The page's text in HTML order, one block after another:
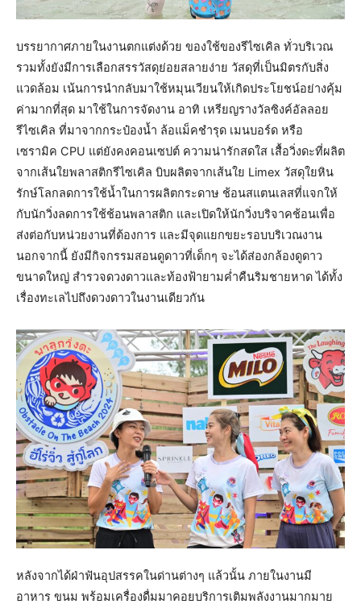
บรรยากาศภายในงานตกแต่งด้วย ของใช้ของรีไซเคิล ทั่วบริเวณ
รวมทั้งยังมีการเลือกสรรวัสดุย่อยสลายง่าย วัสดุที่เป็นมิตรกับสิ่ง
แวดล้อม เน้นการนำกลับมาใช้หมุนเวียนให้เกิดประโยชน์อย่างคุ้ม
ค่ามากที่สุด มาใช้ในการจัดงาน อาทิ เหรียญรางวัลซิงค์อัลลอย
รีไซเคิล ที่มาจากกระป๋องน้ำ ล้อแม็คชำรุด เมนบอร์ด หรือ
เซรามิค CPU แต่ยังคงคอนเซปต์ ความน่ารักสดใส เสื้อวิ่งดะที่ผลิต
จากเส้นใยพลาสติกรีไซเคิล บิบผลิตจากเส้นใย Limex วัสดุใยหิน
รักษ์โลกลดการใช้น้ำในการผลิตกระดาษ ช้อนสแตนเลสที่แจกให้
กับนักวิ่งลดการใช้ช้อนพลาสติก และเปิดให้นักวิ่งบริจาคช้อนเพื่อ
ส่งต่อกับหน่วยงานที่ต้องการ และมีจุดแยกขยะรอบบริเวณงาน
นอกจากนี้ ยังมีกิจกรรมสอนดูดาวที่เด็กๆ จะได้ส่องกล้องดูดาว
ขนาดใหญ่ สำรวจดวงดาวและท้องฟ้ายามค่ำคืนริมชายหาด ได้ทั้ง
เรื่องทะเลไปถึงดวงดาวในงานเดียวกัน
หลังจากได้ฝ่าฟันอุปสรรคในด่านต่างๆ แล้วนั้น ภายในงานมี
อาหาร ขนม พร้อมเครื่องดื่มมาคอยบริการเติมพลังงานมากมาย